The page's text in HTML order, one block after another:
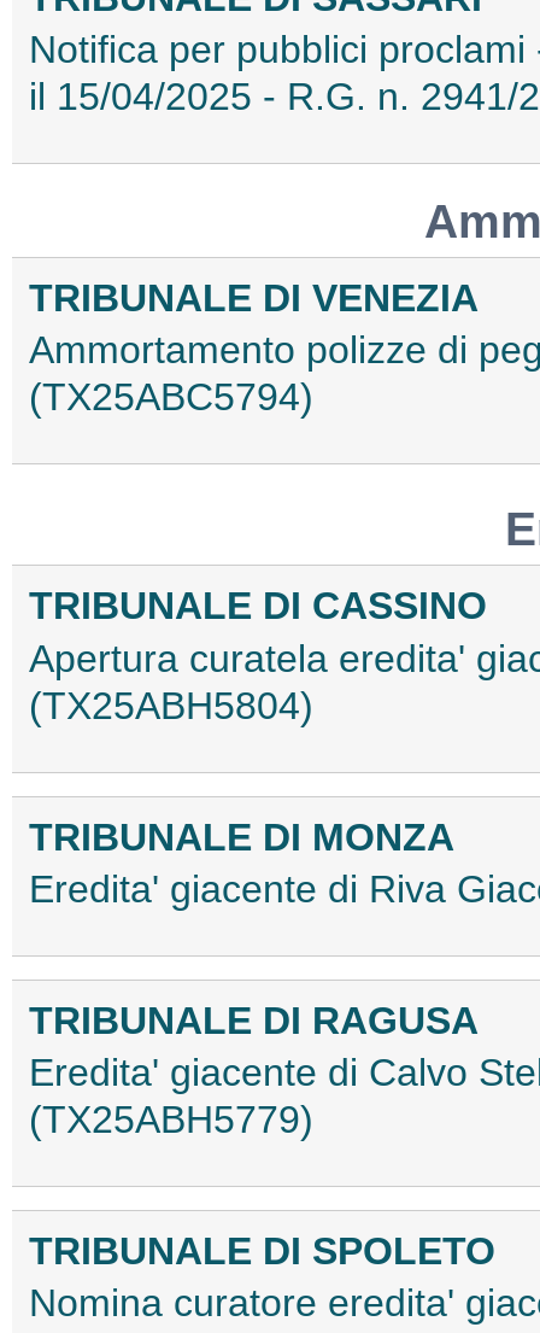
Notifica per pubblici
il 15/04/2025 - R.G. n. 2941/
TRIBUNALE DI VENEZIA
Ammortamento polizze di
(TX25ABC5794)
TRIBUNALE DI CASSINO
Apertura curatela eredita'
(TX25ABH5804)
TRIBUNALE DI MONZA
Eredita' giacente di Riva
TRIBUNALE DI RAGUSA
Eredita' giacente di Calvo
(TX25ABH5779)
TRIBUNALE DI SPOLETO
Nomina curatore eredita'